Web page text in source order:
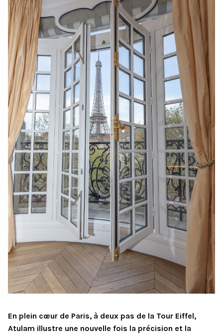
En plein cœur de Paris, à deux pas de la Tour Eiffel,
Atulam illustre une nouvelle fois la précision et la